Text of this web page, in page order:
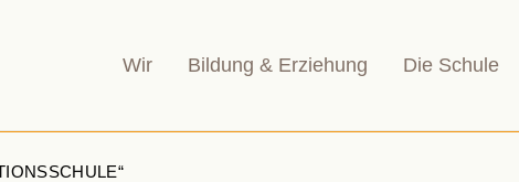
Wir Bildung & Erziehung Die Schule